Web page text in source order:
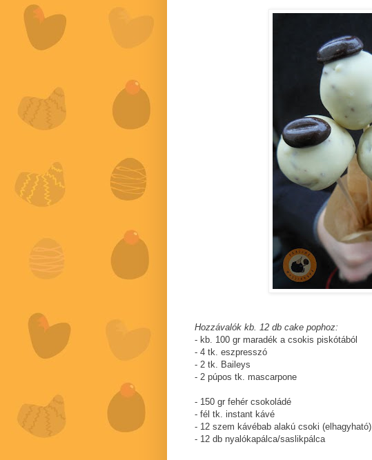
Hozzávalók kb. 12 db cake pophoz:
- kb. 100 gr maradék a csokis piskótából
- 4 tk. eszpresszó
- 2 tk. Baileys
- 2 púpos tk. mascarpone
- 150 gr fehér csokoládé
- fél tk. instant kávé
- 12 szem kávébab alakú csoki (elhagyható)
- 12 db nyalókapálca/saslikpálca